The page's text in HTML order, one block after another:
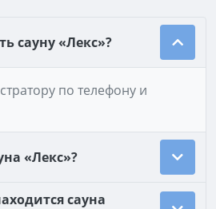
сауну «Лекс»?
по телефону и
«Лекс»?
сауна